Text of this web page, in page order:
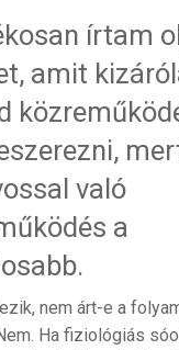
írtam
amit
való
a
nem árt-e a
Ha fiziológiás